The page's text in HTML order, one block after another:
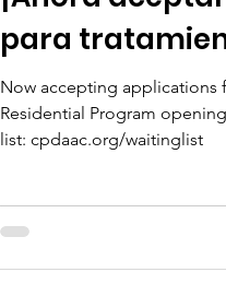
para
Now accepting applications
Residential Program
list: cpdaac.org/waitinglist